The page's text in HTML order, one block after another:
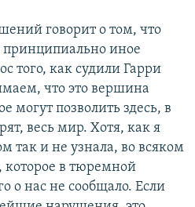
говорит о том, что
принципиально иное
того, как судили Гарри
что это вершина
могут позволить здесь, в
весь мир. Хотя, как я
так и не узнала, во всяком
которое в тюремной
о нас не сообщало. Если